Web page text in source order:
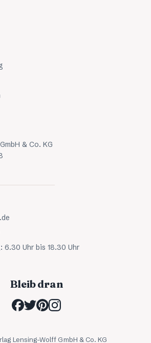
& Co. KG
6.30 Uhr bis 18.30 Uhr
Bleib dran
Lensing-Wolff GmbH & Co. KG